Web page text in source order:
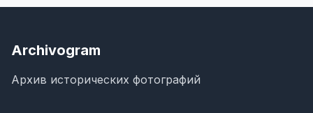
Archivogram
Архив исторических фотографий